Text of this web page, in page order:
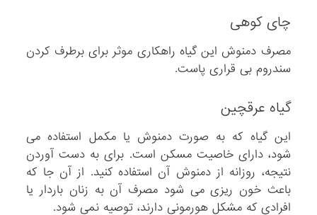
چای کوهی
مصرف دمنوش این گیاه راهکاری موثر برای برطرف کردن
سندروم بی قراری پاست.
گیاه عرقچین
این گیاه که به صورت دمنوش یا مکمل استفاده می
شود، دارای خاصیت مسکن است. برای به دست آوردن
نتیجه، روزانه از دمنوش آن استفاده کنید. از آن جا که
باعث خون ریزی می شود مصرف آن به زنان باردار یا
افرادی که مشکل هورمونی دارند، توصیه نمی شود.